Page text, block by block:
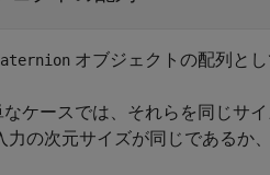
オブジェクトの配列とし
ケースでは、それらを同じサ
の次元サイズが同じであるか